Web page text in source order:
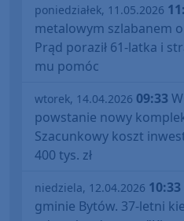
poniedziałek, 11.05.2026
metalowym szlabanem
Prąd poraził 61-latka i
mu pomóc
wtorek, 14.04.2026 09:33
powstanie nowy
Szacunkowy koszt
400 tys. zł
niedziela, 12.04.2026 10:33
gminie Bytów. 37-letni